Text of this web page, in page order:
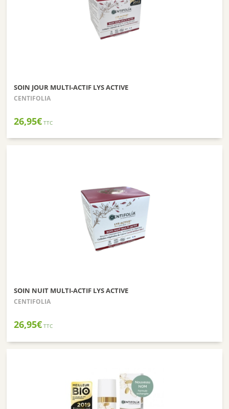
SOIN JOUR MULTI-ACTIF LYS ACTIVE
CENTIFOLIA
26,95€ TTC
SOIN NUIT MULTI-ACTIF LYS ACTIVE
CENTIFOLIA
26,95€ TTC